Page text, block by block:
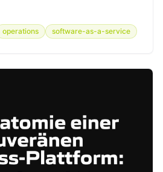
operations software-as-a-service